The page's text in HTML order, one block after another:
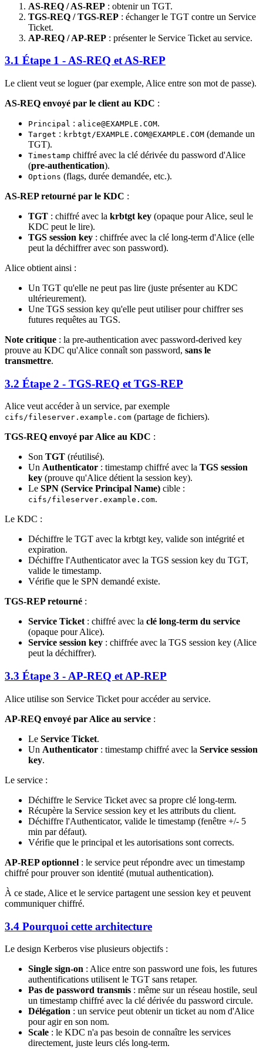
AS-REQ / AS-REP : obtenir un TGT.
TGS-REQ / TGS-REP : échanger le TGT contre un Service
Ticket.
AP-REQ / AP-REP : présenter le Service Ticket au service.
3.1 Étape 1 - AS-REQ et AS-REP
Le client veut se loguer (par exemple, Alice entre son mot de passe).
AS-REQ envoyé par le client au KDC :
Principal : alice@EXAMPLE.COM.
Target : krbtgt/EXAMPLE.COM@EXAMPLE.COM (demande un
TGT).
Timestamp chiffré avec la clé dérivée du password d'Alice
(pre-authentication).
Options (flags, durée demandée, etc.).
AS-REP retourné par le KDC :
TGT : chiffré avec la krbtgt key (opaque pour Alice, seul le
KDC peut le lire).
TGS session key : chiffrée avec la clé long-term d'Alice (elle
peut la déchiffrer avec son password).
Alice obtient ainsi :
Un TGT qu'elle ne peut pas lire (juste présenter au KDC
ultérieurement).
Une TGS session key qu'elle peut utiliser pour chiffrer ses
futures requêtes au TGS.
Note critique : la pre-authentication avec password-derived key
prouve au KDC qu'Alice connaît son password, sans le
transmettre.
3.2 Étape 2 - TGS-REQ et TGS-REP
Alice veut accéder à un service, par exemple
cifs/fileserver.example.com (partage de fichiers).
TGS-REQ envoyé par Alice au KDC :
Son TGT (réutilisé).
Un Authenticator : timestamp chiffré avec la TGS session
key (prouve qu'Alice détient la session key).
Le SPN (Service Principal Name) cible :
cifs/fileserver.example.com.
Le KDC :
Déchiffre le TGT avec la krbtgt key, valide son intégrité et
expiration.
Déchiffre l'Authenticator avec la TGS session key du TGT,
valide le timestamp.
Vérifie que le SPN demandé existe.
TGS-REP retourné :
Service Ticket : chiffré avec la clé long-term du service
(opaque pour Alice).
Service session key : chiffrée avec la TGS session key (Alice
peut la déchiffrer).
3.3 Étape 3 - AP-REQ et AP-REP
Alice utilise son Service Ticket pour accéder au service.
AP-REQ envoyé par Alice au service :
Le Service Ticket.
Un Authenticator : timestamp chiffré avec la Service session
key.
Le service :
Déchiffre le Service Ticket avec sa propre clé long-term.
Récupère la Service session key et les attributs du client.
Déchiffre l'Authenticator, valide le timestamp (fenêtre +/- 5
min par défaut).
Vérifie que le principal et les autorisations sont corrects.
AP-REP optionnel : le service peut répondre avec un timestamp
chiffré pour prouver son identité (mutual authentication).
À ce stade, Alice et le service partagent une session key et peuvent
communiquer chiffré.
3.4 Pourquoi cette architecture
Le design Kerberos vise plusieurs objectifs :
Single sign-on : Alice entre son password une fois, les futures
authentifications utilisent le TGT sans retaper.
Pas de password transmis : même sur un réseau hostile, seul
un timestamp chiffré avec la clé dérivée du password circule.
Délégation : un service peut obtenir un ticket au nom d'Alice
pour agir en son nom.
Scale : le KDC n'a pas besoin de connaître les services
directement, juste leurs clés long-term.